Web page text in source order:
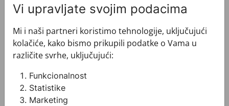
Dezen: Tematski
Motiv: Pleter
Boja: Plava
Proizvod: Kravata
Veličina: Uska 7 cm
Brand: CROATA
Sirovinski sastav : Svila 100%
+ MATERIJAL I ODRŽAVANJE
+ DOSTAVA
Vi upravljate svojim podacima
Mi i naši partneri koristimo tehnologije, uključujući
kolačiće, kako bismo prikupili podatke o Vama u
različite svrhe, uključujući:
Funkcionalnost
Statistike
Marketing